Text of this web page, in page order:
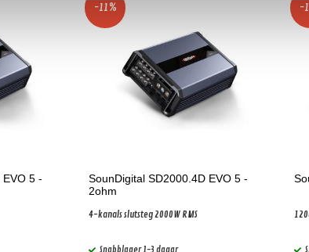
5 -
-11%
SounDigital SD2000.4D EVO 5 -
2ohm
4-kanals slutsteg 2000W RMS
Snabblager 1-3 dagar
-